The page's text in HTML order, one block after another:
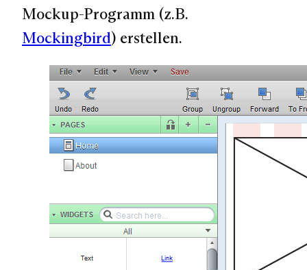
Mockup-Programm (z.B.
Mockingbird) erstellen.